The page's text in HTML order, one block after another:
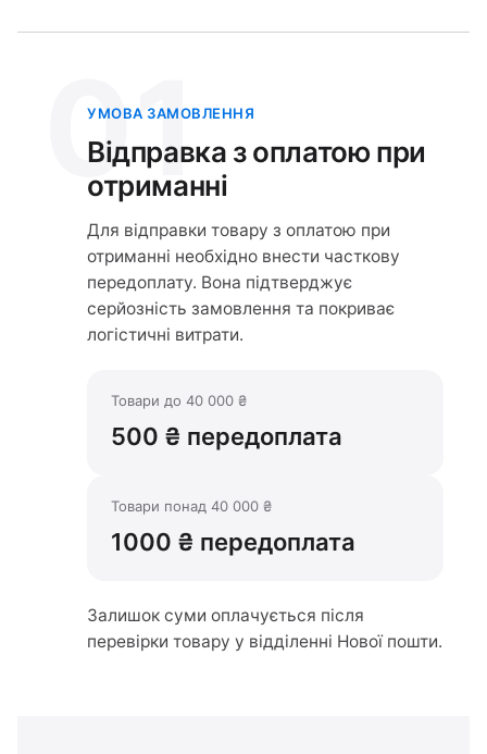
01
УМОВА ЗАМОВЛЕННЯ
Відправка з оплатою при
отриманні
Для відправки товару з оплатою при
отриманні необхідно внести часткову
передоплату. Вона підтверджує
серйозність замовлення та покриває
логістичні витрати.
Товари до 40 000 ₴
500 ₴ передоплата
Товари понад 40 000 ₴
1000 ₴ передоплата
Залишок суми оплачується після
перевірки товару у відділенні Нової пошти.